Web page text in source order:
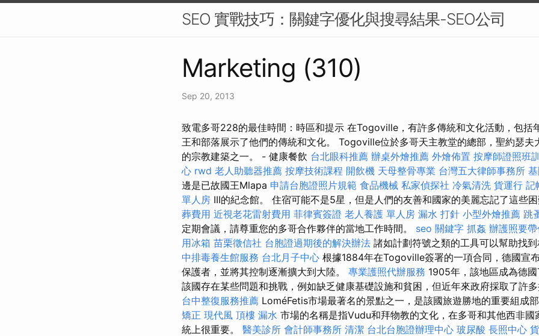
SEO 實戰技巧：關鍵字優化與搜尋結果-SEO公司
Marketing (310)
Sep 20, 2013
致電多哥228的最佳時間：時區和提示 在Togoville，有許多傳統和文化活動，包括
王和部落展示了他們的傳統和文化。 Togoville位於多哥天主教堂的總部，聖約瑟夫
的宗教建築之一。 - 健康餐飲 台北眼科推薦 辦桌外燴推薦 外燴佈置 按摩師證照班
心 rwd 老人助聽器推薦 按摩技術課程 開飲機 天母整骨專業 台灣五大律師事務所
邊是已故國王Mlapa 申請台胞證照片規範 食品機械 私家偵探社 冷氣清洗 貨運行 記
單人房 III的紀念館。 住宿可能不是5星，但是人們的友善和國家的美麗忘記了這些困
葬費用 近視老花雷射費用 菲律賓簽證 老人養護 單人房 漏水 打針 小型外燴推薦 跳
定期會議，請尊重您的多哥合作夥伴的當地工作時間。 seo 關鍵字 抓姦 辦護照要
用冰箱 苗栗徵信社 台胞證過期後的解決辦法 諸如計劃符號之類的工具可以幫助找到
中排毒養生館服務 台北月子中心 根據1884年在Togoville簽署的一項合同，德國宣
保護者，並將其控制逐漸擴大到大陸。 專業護照代辦服務 1905年，該地區成為德
該國存在某些問題和挑戰，例如缺乏健康基礎設施和貧困，但近年來政府採取了許多
台中整復服務推薦 LoméFetis市場最著名的景點之一，是該國旅遊勝地的重要組成部
矯正 現代風 頂樓 漏水 市場的名稱是指Vudu和拜物教的文化，在多哥和其他西非國
統上很重要。 醫美診所 會計師事務所 清潔 台北台胞證辦理中心 玻尿酸 長照中心